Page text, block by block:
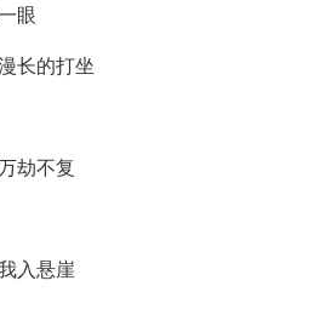
眼
长的打坐
劫不复
入悬崖